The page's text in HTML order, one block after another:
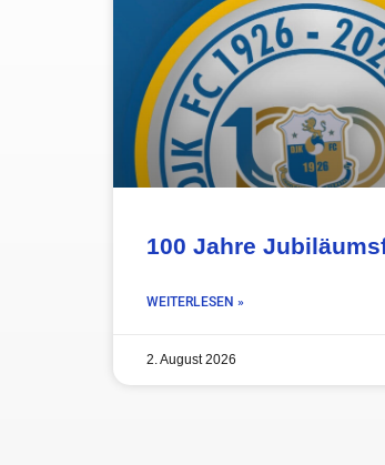
100 Jahre
WEITERLESEN »
2. August 2026